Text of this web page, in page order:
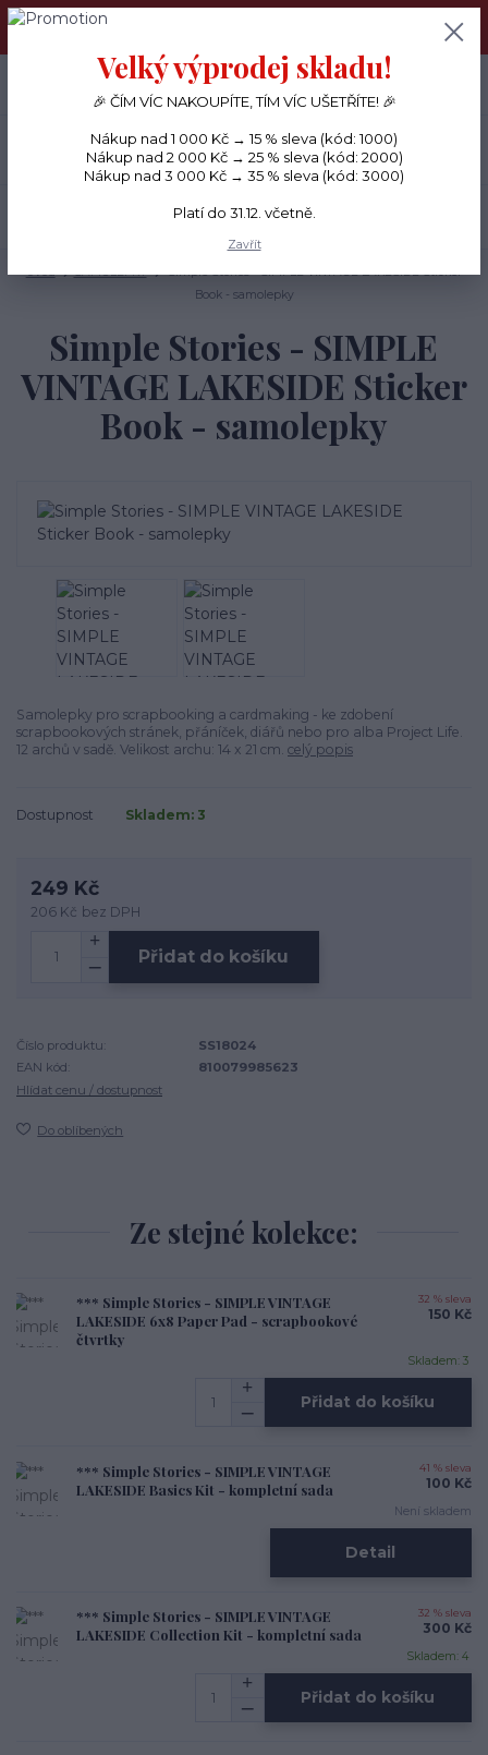
PŘÁNÍČKA a PAPÍROVÉ DÁRKY odesílám každý den, KREATIVNÍ
Menu
CZK
+420 734 380 930
(Po-Ne, 8-20 hod.)
Book - samolepky
Simple Stories - SIMPLE
VINTAGE LAKESIDE Sticker
Book - samolepky
Samolepky pro scrapbooking a cardmaking - ke zdobení
scrapbookových stránek, přáníček, diářů nebo pro alba Project Life.
12 archů v sadě. Velikost archu: 14 x 21 cm. celý popis
Dostupnost Skladem: 3
249 Kč
206 Kč bez DPH
Přidat do košíku
Číslo produktu:
SS18024
EAN kód:
810079985623
Hlídat cenu / dostupnost
Do oblíbených
Ze stejné kolekce:
*** Simple Stories - SIMPLE VINTAGE
LAKESIDE 6x8 Paper Pad - scrapbookové
čtvrtky
32 % sleva
150 Kč
Skladem: 3
Přidat do košíku
*** Simple Stories - SIMPLE VINTAGE
LAKESIDE Basics Kit - kompletní sada
41 % sleva
100 Kč
Není skladem
Detail
*** Simple Stories - SIMPLE VINTAGE
LAKESIDE Collection Kit - kompletní sada
32 % sleva
300 Kč
Skladem: 4
Přidat do košíku
Velký výprodej skladu!
🎉 ČÍM VÍC NAKOUPÍTE, TÍM VÍC UŠETŘÍTE! 🎉
Nákup nad 1 000 Kč → 15 % sleva (kód: 1000)
Nákup nad 2 000 Kč → 25 % sleva (kód: 2000)
Nákup nad 3 000 Kč → 35 % sleva (kód: 3000)
Platí do 31.12. včetně.
Zavřít